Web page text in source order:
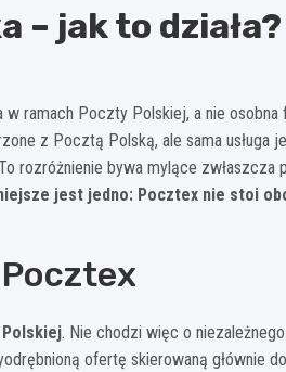
– jak to działa?
w ramach Poczty Polskiej, a nie
z Pocztą Polską, ale sama usługa
rozróżnienie bywa mylące zwłaszcza
jest jedno: Pocztex nie stoi
Polskiej. Nie chodzi więc o
ofertę skierowaną głównie